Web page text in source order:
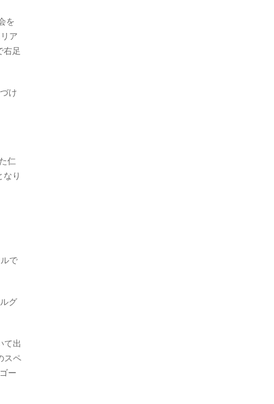
を
ア
右足
け
仁
り
で
グ
て出
スペ
ー